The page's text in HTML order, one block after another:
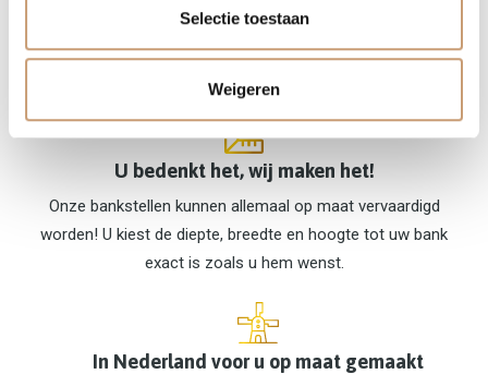
Selectie toestaan
Weigeren
Meer dan 900 kleuren & 150 stoffen
Bijna al onze meubels kunnen in 900 kleuren & 150
U bedenkt het, wij maken het!
Onze bankstellen kunnen allemaal op maat vervaardigd
worden! U kiest de diepte, breedte en hoogte tot uw bank
exact is zoals u hem wenst.
In Nederland voor u op maat gemaakt